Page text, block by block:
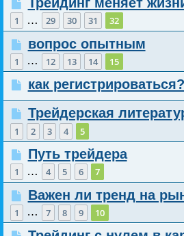
Трейдинг меняет
1 … 29 30 31 32
вопрос опытным
1 … 12 13 14 15
как регистрироваться?
Трейдерская
1 2 3 4 5
Путь трейдера
1 … 4 5 6 7
Важен ли тренд на
1 … 7 8 9 10